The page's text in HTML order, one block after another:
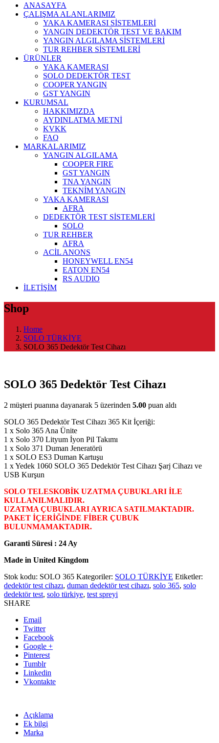
ANASAYFA
ÇALIŞMA ALANLARIMIZ
YAKA KAMERASI SİSTEMLERİ
YANGIN DEDEKTÖR TEST VE BAKIM
YANGIN ALGILAMA SİSTEMLERİ
TUR REHBER SİSTEMLERİ
ÜRÜNLER
YAKA KAMERASI
SOLO DEDEKTÖR TEST
COOPER YANGIN
GST YANGIN
KURUMSAL
HAKKIMIZDA
AYDINLATMA METNİ
KVKK
FAQ
MARKALARIMIZ
YANGIN ALGILAMA
COOPER FIRE
GST YANGIN
TNA YANGIN
TEKNİM YANGIN
YAKA KAMERASI
AFRA
DEDEKTÖR TEST SİSTEMLERİ
SOLO
TUR REHBER
AFRA
ACİL ANONS
HONEYWELL EN54
EATON EN54
RS AUDIO
İLETİŞİM
Shop
Home
SOLO TÜRKİYE
SOLO 365 Dedektör Test Cihazı
SOLO 365 Dedektör Test Cihazı
2 müşteri puanına dayanarak 5 üzerinden 5.00 puan aldı
SOLO 365 Dedektör Test Cihazı 365 Kit İçeriği:
1 x Solo 365 Ana Ünite
1 x Solo 370 Lityum İyon Pil Takımı
1 x Solo 371 Duman Jeneratörü
1 x SOLO ES3 Duman Kartuşu
1 x Yedek 1060 SOLO 365 Dedektör Test Cihazı Şarj Cihazı ve
USB Kurşun
SOLO TELESKOBİK UZATMA ÇUBUKLARI İLE
KULLANILMALIDIR.
UZATMA ÇUBUKLARI AYRICA SATILMAKTADIR.
PAKET İÇERİĞİNDE FİBER ÇUBUK
BULUNMAMAKTADIR.
Garanti Süresi : 24 Ay
Made in United Kingdom
Stok kodu: SOLO 365 Kategoriler: SOLO TÜRKİYE Etiketler:
dedektör test cihazı, duman dedektör test cihazı, solo 365, solo
dedektör test, solo türkiye, test spreyi
SHARE
Email
Twitter
Facebook
Google +
Pinterest
Tumblr
Linkedin
Vkontakte
Açıklama
Ek bilgi
Marka